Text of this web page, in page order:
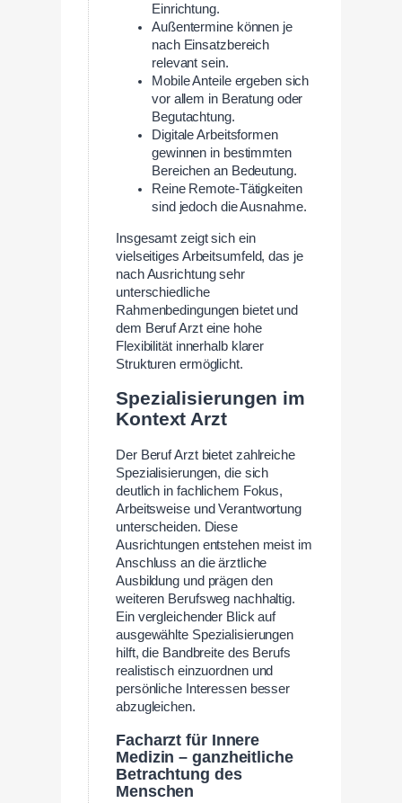
Einrichtung.
Außentermine können je
nach Einsatzbereich
relevant sein.
Mobile Anteile ergeben sich
vor allem in Beratung oder
Begutachtung.
Digitale Arbeitsformen
gewinnen in bestimmten
Bereichen an Bedeutung.
Reine Remote-Tätigkeiten
sind jedoch die Ausnahme.
Insgesamt zeigt sich ein
vielseitiges Arbeitsumfeld, das je
nach Ausrichtung sehr
unterschiedliche
Rahmenbedingungen bietet und
dem Beruf Arzt eine hohe
Flexibilität innerhalb klarer
Strukturen ermöglicht.
Spezialisierungen im
Kontext Arzt
Der Beruf Arzt bietet zahlreiche
Spezialisierungen, die sich
deutlich in fachlichem Fokus,
Arbeitsweise und Verantwortung
unterscheiden. Diese
Ausrichtungen entstehen meist im
Anschluss an die ärztliche
Ausbildung und prägen den
weiteren Berufsweg nachhaltig.
Ein vergleichender Blick auf
ausgewählte Spezialisierungen
hilft, die Bandbreite des Berufs
realistisch einzuordnen und
persönliche Interessen besser
abzugleichen.
Facharzt für Innere
Medizin – ganzheitliche
Betrachtung des
Menschen